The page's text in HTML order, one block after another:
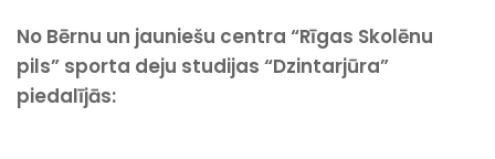
No Bērnu un jauniešu centra “Rīgas Skolēnu
pils” sporta deju studijas “Dzintarjūra”
piedalījās: